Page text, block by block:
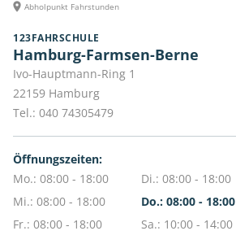
Abholpunkt Fahrstunden
123FAHRSCHULE
Hamburg-Farmsen-Berne
Ivo-Hauptmann-Ring 1
22159 Hamburg
Tel.: 040 74305479
Öffnungszeiten:
Mo.: 08:00 - 18:00
Di.: 08:00 - 18:00
Mi.: 08:00 - 18:00
Do.: 08:00 - 18:00
Fr.: 08:00 - 18:00
Sa.: 10:00 - 14:00